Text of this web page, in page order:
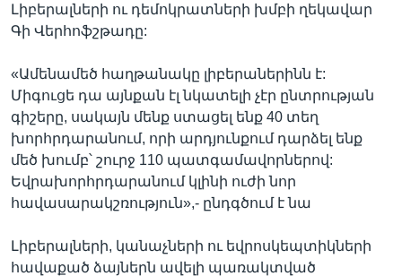
Լիբերալների ու դեմոկրատների խմբի ղեկավար
Գի Վերհոֆշթադը:
«Ամենամեծ հաղթանակը լիբերաներինն է:
Միգուցե դա այնքան էլ նկատելի չէր ընտրության
գիշերը, սակայն մենք ստացել ենք 40 տեղ
խորհրդարանում, որի արդյունքում դարձել ենք
մեծ խումբ՝ շուրջ 110 պատգամավորներով:
Եվրախորհրդարանում կլինի ուժի նոր
հավասարակշռություն»,- ընդգծում է նա
Լիբերալների, կանաչների ու եվրոսկեպտիկների
հավաքած ձայներն ավելի պառակտված